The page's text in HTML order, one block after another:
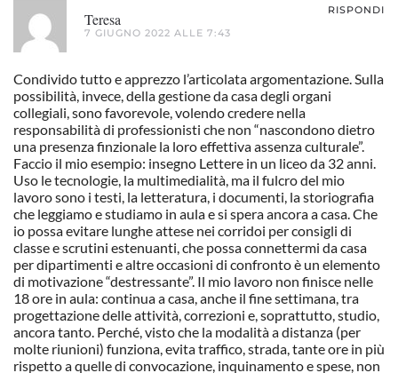
Teresa
7 GIUGNO 2022 ALLE 7:43
RISPONDI
Condivido tutto e apprezzo l’articolata argomentazione. Sulla
possibilità, invece, della gestione da casa degli organi
collegiali, sono favorevole, volendo credere nella
responsabilità di professionisti che non “nascondono dietro
una presenza finzionale la loro effettiva assenza culturale”.
Faccio il mio esempio: insegno Lettere in un liceo da 32 anni.
Uso le tecnologie, la multimedialità, ma il fulcro del mio
lavoro sono i testi, la letteratura, i documenti, la storiografia
che leggiamo e studiamo in aula e si spera ancora a casa. Che
io possa evitare lunghe attese nei corridoi per consigli di
classe e scrutini estenuanti, che possa connettermi da casa
per dipartimenti e altre occasioni di confronto è un elemento
di motivazione “destressante”. Il mio lavoro non finisce nelle
18 ore in aula: continua a casa, anche il fine settimana, tra
progettazione delle attività, correzioni e, soprattutto, studio,
ancora tanto. Perché, visto che la modalità a distanza (per
molte riunioni) funziona, evita traffico, strada, tante ore in più
rispetto a quelle di convocazione, inquinamento e spese, non